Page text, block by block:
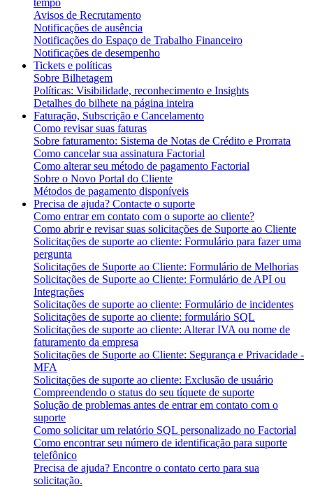
Avisos de Recrutamento
Notificações de ausência
Notificações do Espaço de Trabalho Financeiro
Notificações de desempenho
Tickets e políticas
Sobre Bilhetagem
Políticas: Visibilidade, reconhecimento e Insights
Detalhes do bilhete na página inteira
Faturação, Subscrição e Cancelamento
Como revisar suas faturas
Sobre faturamento: Sistema de Notas de Crédito e Prorrata
Como cancelar sua assinatura Factorial
Como alterar seu método de pagamento Factorial
Sobre o Novo Portal do Cliente
Métodos de pagamento disponíveis
Precisa de ajuda? Contacte o suporte
Como entrar em contato com o suporte ao cliente?
Como abrir e revisar suas solicitações de Suporte ao Cliente
Solicitações de suporte ao cliente: Formulário para fazer uma
pergunta
Solicitações de Suporte ao Cliente: Formulário de Melhorias
Solicitações de Suporte ao Cliente: Formulário de API ou
Integrações
Solicitações de suporte ao cliente: Formulário de incidentes
Solicitações de suporte ao cliente: formulário SQL
Solicitações de suporte ao cliente: Alterar IVA ou nome de
faturamento da empresa
Solicitações de Suporte ao Cliente: Segurança e Privacidade -
MFA
Solicitações de suporte ao cliente: Exclusão de usuário
Compreendendo o status do seu tíquete de suporte
Solução de problemas antes de entrar em contato com o
suporte
Como solicitar um relatório SQL personalizado no Factorial
Como encontrar seu número de identificação para suporte
telefônico
Precisa de ajuda? Encontre o contato certo para sua
solicitação.